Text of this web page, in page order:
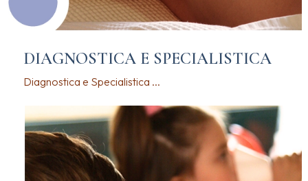
DIAGNOSTICA E SPECIALISTICA
Diagnostica e Specialistica ...